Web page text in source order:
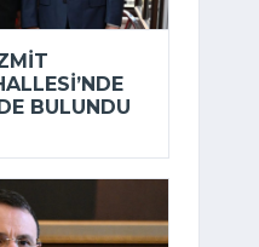
BULUNDU